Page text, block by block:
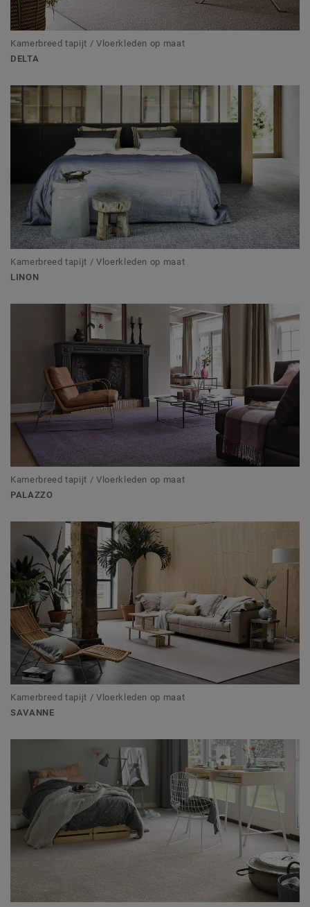
Kamerbreed tapijt / Vloerkleden op maat
DELTA
Kamerbreed tapijt / Vloerkleden op maat
LINON
Kamerbreed tapijt / Vloerkleden op maat
PALAZZO
Kamerbreed tapijt / Vloerkleden op maat
SAVANNE